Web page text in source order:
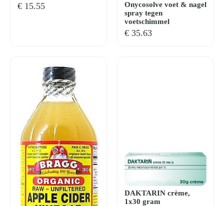
€ 15.55
Onycosolve voet & nagel
spray tegen
voetschimmel
€ 35.63
DAKTARIN crème,
1x30 gram